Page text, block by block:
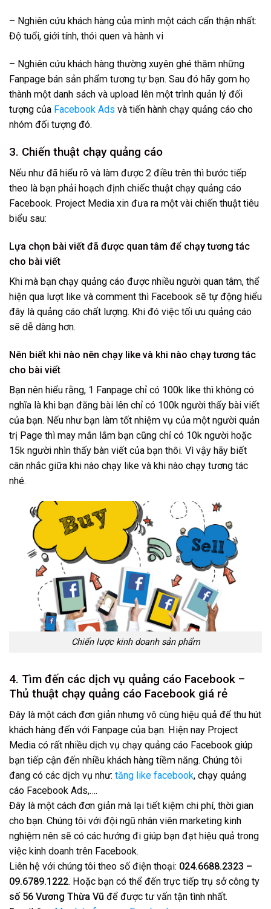
– Nghiên cứu khách hàng của mình một cách cẩn thận nhất:
Độ tuổi, giới tính, thói quen và hành vi
– Nghiên cứu khách hàng thường xuyên ghé thăm những
Fanpage bán sản phẩm tương tự bạn. Sau đó hãy gom họ
thành một danh sách và upload lên một trình quản lý đối
tượng của Facebook Ads và tiến hành chạy quảng cáo cho
nhóm đối tượng đó.
3. Chiến thuật chạy quảng cáo
Nếu như đã hiểu rõ và làm được 2 điều trên thì bước tiếp
theo là bạn phải hoạch định chiếc thuật chạy quảng cáo
Facebook. Project Media xin đưa ra một vài chiến thuật tiêu
biểu sau:
Lựa chọn bài viết đã được quan tâm để chạy tương tác
cho bài viết
Khi mà bạn chạy quảng cáo được nhiều người quan tâm, thể
hiện qua lượt like và comment thì Facebook sẽ tự động hiểu
đây là quảng cáo chất lượng. Khi đó việc tối ưu quảng cáo
sẽ dễ dàng hơn.
Nên biết khi nào nên chạy like và khi nào chạy tương tác
cho bài viết
Bạn nên hiểu rằng, 1 Fanpage chỉ có 100k like thì không có
nghĩa là khi bạn đăng bài lên chỉ có 100k người thấy bài viết
của bạn. Nếu như bạn làm tốt nhiệm vụ của một người quản
trị Page thì may mắn lắm bạn cũng chỉ có 10k người hoặc
15k người nhìn thấy bàn viết của bạn thôi. Vì vậy hãy biết
cân nhắc giữa khi nào chạy like và khi nào chạy tương tác
nhé.
Chiến lược kinh doanh sản phẩm
4. Tìm đến các dịch vụ quảng cáo Facebook –
Thủ thuật chạy quảng cáo Facebook giá rẻ
Đây là một cách đơn giản nhưng vô cùng hiệu quả để thu hút
khách hàng đến với Fanpage của bạn. Hiện nay Project
Media có rất nhiều dịch vụ chạy quảng cáo Facebook giúp
bạn tiếp cận đến nhiều khách hàng tiềm năng. Chúng tôi
đang có các dịch vụ như: tăng like facebook, chạy quảng
cáo Facebook Ads,….
Đây là một cách đơn giản mà lại tiết kiệm chi phí, thời gian
cho bạn. Chúng tôi với đội ngũ nhân viên marketing kinh
nghiệm nên sẽ có các hướng đi giúp bạn đạt hiệu quả trong
việc kinh doanh trên Facebook.
Liên hệ với chúng tôi theo số điện thoại: 024.6688.2323 –
09.6789.1222. Hoặc bạn có thể đến trực tiếp trụ sở công ty
số 56 Vương Thừa Vũ để được tư vấn tận tình nhất.